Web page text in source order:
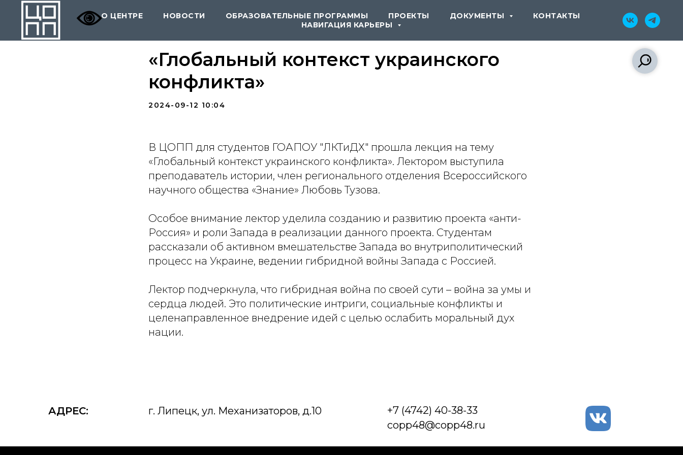
О ЦЕНТРЕ НОВОСТИ ОБРАЗОВАТЕЛЬНЫЕ ПРОГРАММЫ ПРОЕКТЫ ДОКУМЕНТЫ
КОНТАКТЫ
НАВИГАЦИЯ КАРЬЕРЫ
«Глобальный контекст украинского
конфликта»
2024-09-12 10:04
В ЦОПП для студентов ГОАПОУ "ЛКТиДХ" прошла лекция на тему
«Глобальный контекст украинского конфликта». Лектором выступила
преподаватель истории, член регионального отделения Всероссийского
научного общества «Знание» Любовь Тузова.
Особое внимание лектор уделила созданию и развитию проекта «анти-
Россия» и роли Запада в реализации данного проекта. Студентам
рассказали об активном вмешательстве Запада во внутриполитический
процесс на Украине, ведении гибридной войны Запада с Россией.
Лектор подчеркнула, что гибридная война по своей сути – война за умы и
сердца людей. Это политические интриги, социальные конфликты и
целенаправленное внедрение идей с целью ослабить моральный дух
нации.
+7 (4742) 40-38-33
copp48@copp48.ru
г. Липецк, ул. Механизаторов, д.10
АДРЕС: